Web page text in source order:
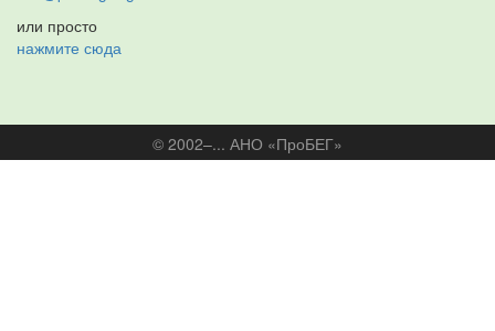
или просто
нажмите сюда
© 2002–... АНО «ПроБЕГ»